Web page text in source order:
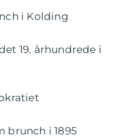
i Kolding
19. århundrede i
brunch i 1895